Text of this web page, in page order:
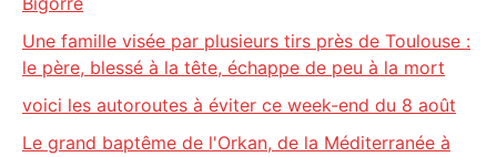
Une famille visée par plusieurs tirs près de Toulouse :
le père, blessé à la tête, échappe de peu à la mort
voici les autoroutes à éviter ce week-end du 8 août
Le grand baptême de l'Orkan, de la Méditerranée à